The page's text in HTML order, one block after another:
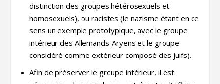
distinction des groupes hétérosexuels et
homosexuels), ou racistes (le nazisme étant en ce
sens un exemple prototypique, avec le groupe
intérieur des Allemands-Aryens et le groupe
considéré comme extérieur composé des juifs).
Afin de préserver le groupe intérieur, il est